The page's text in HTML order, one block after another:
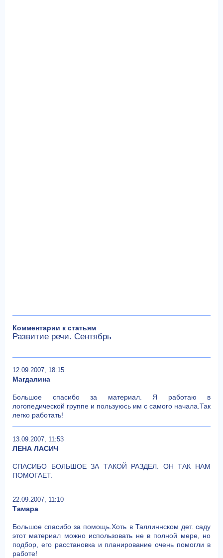
Комментарии к статьям
Развитие речи. Сентябрь
12.09.2007, 18:15
Магдалина
Большое спасибо за материал. Я работаю в
логопедической группе и пользуюсь им с самого начала.Так
легко работать!
13.09.2007, 11:53
ЛЕНА ЛАСИЧ
СПАСИБО БОЛЬШОЕ ЗА ТАКОЙ РАЗДЕЛ. ОН ТАК НАМ
ПОМОГАЕТ.
22.09.2007, 11:10
Тамара
Большое спасибо за помощь.Хоть в Таллиннском дет. саду
этот материал можно использовать не в полной мере, но
подбор, его расстановка и планирование очень помогли в
работе!